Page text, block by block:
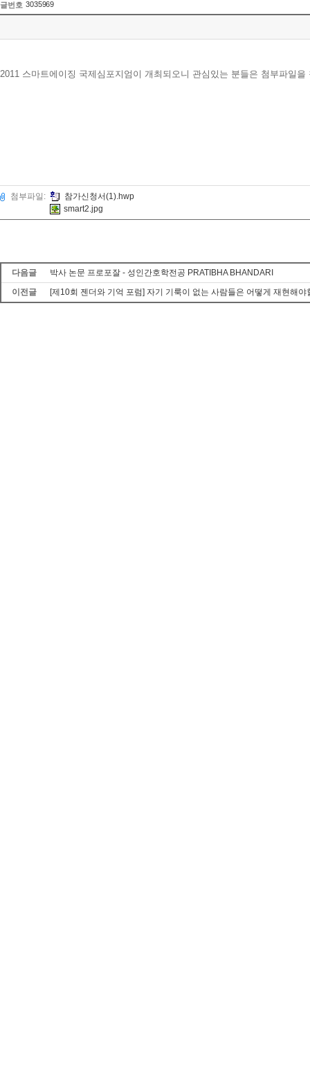
글번호 3035969
2011 스마트에이징 국제심포지엄이 개최되오니 관심있는 분들은 첨부파일
첨부파일:
참가신청서(1).hwp
smart2.jpg
다음글
박사 논문 프로포잘 - 성인간호학전공 PRATIBHA BHANDARI
이전글
[제10회 젠더와 기억 포럼] 자기 기룩이 없는 사람들은 어떻게 재현해